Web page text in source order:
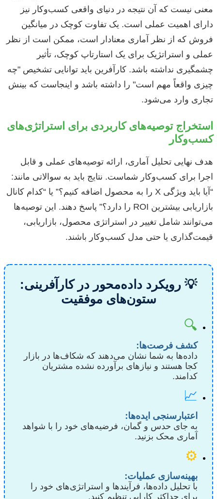
معنی نیست که آن نتیجه در دنیای واقعی کسب‌وکار نیز
دارای اهمیت عملی است. یک تفاوت کوچک در میانگین
فروش که از نظر آماری معنادار است، ممکن است از نظر
عملی و استراتژیک برای یک استارتاپ کوچک، تأثیر
چشمگیری نداشته باشد. کارآفرین باید توانایی تشخیص "چه
چیزی واقعاً مهم است" را داشته باشد و اینجاست که بینش
تجاری وارد می‌شود.
استخراج توصیه‌های کاربردی برای استراتژی‌های
کسب‌وکار
هدف نهایی تحلیل آماری، ارائه توصیه‌های عملی و قابل
اجرا برای کسب‌وکار شماست. نتایج باید به سوالاتی مانند:
“آیا باید ویژگی X را به محصول اضافه کنیم؟” یا “کدام کانال
بازاریابی بیشترین ROI را دارد؟” پاسخ دهند. این توصیه‌ها
می‌توانند شامل تغییر در استراتژی محصول، بازاریابی،
قیمت‌گذاری یا حتی مدل کسب‌وکار باشند.
💡 رویکرد داده‌محور در کارآفرینی:
ستون‌های موفقیت
🔍
کشف فرصت‌ها:
داده‌ها به شما نشان می‌دهند که شکاف‌ها در بازار
کجا هستند و نیازهای برآورده نشده مشتریان
کدامند.
📈
اعتبارسنجی ایده‌ها:
به جای حدس و گمان، فرضیه‌های خود را با شواهد
آماری محک بزنید.
⚙️
بهینه‌سازی عملیات:
با تحلیل داده‌ها، فرآیندها و استراتژی‌های خود را
برای حداکثر کارایی تنظیم کنید.